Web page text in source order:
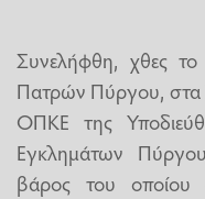
Συνελήφθη, χθες
Πατρών Πύργου, στα
ΟΠΚΕ της
Εγκλημάτων
βάρος του οποίου